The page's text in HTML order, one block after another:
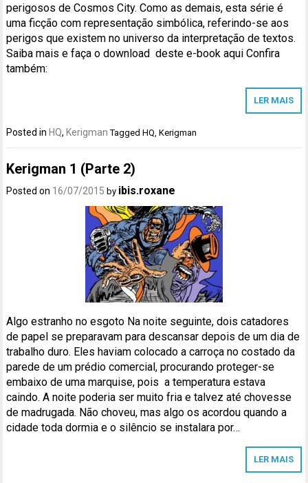
perigosos de Cosmos City. Como as demais, esta série é
uma ficção com representação simbólica, referindo-se aos
perigos que existem no universo da interpretação de textos.
Saiba mais e faça o download deste e-book aqui Confira
também:
LER MAIS
Posted in HQ, Kerigman TaggedHQ ,Kerigman
Kerigman 1 (Parte 2)
Posted on 16/07/2015 by ibis.roxane
Algo estranho no esgoto Na noite seguinte, dois catadores
de papel se preparavam para descansar depois de um dia de
trabalho duro. Eles haviam colocado a carroça no costado da
parede de um prédio comercial, procurando proteger-se
embaixo de uma marquise, pois a temperatura estava
caindo. A noite poderia ser muito fria e talvez até chovesse
de madrugada. Não choveu, mas algo os acordou quando a
cidade toda dormia e o silêncio se instalara por…
LER MAIS